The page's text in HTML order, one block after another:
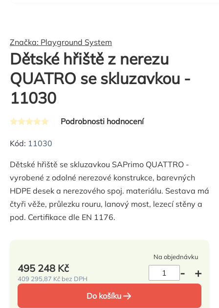
Dětské hřiště z nerezu
QUATRO se skluzavkou -
11030
Průměrné
hodnocení
je
0,0
z
5
hvězdiček.
Podrobnosti hodnocení
Značka: Playground System
Kód: 11030
Dětské hřiště se skluzavkou SAPrimo QUATTRO -
vyrobené z odolné nerezové konstrukce, barevných
HDPE desek a nerezového spoj. materiálu. Sestava má
čtyři věže, průlezku rouru, lanový most, lezecí stěny a
pod. Certifikace dle EN 1176.
Na objednávku
495 248 Kč
409 295,87 Kč bez DPH
Měrná
cena:
Do košíku